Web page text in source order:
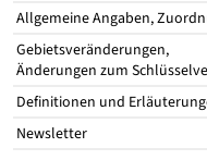
Allgemeine Angaben,
Gebietsveränderungen,
Änderungen zum
Definitionen und
Newsletter